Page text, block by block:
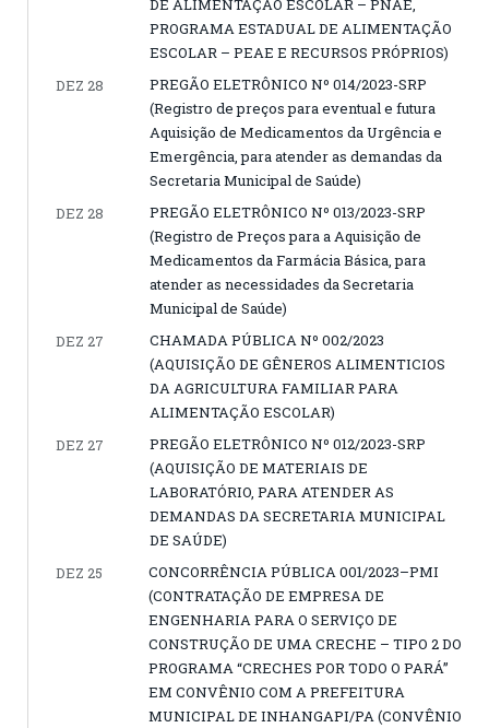
DE ALIMENTAÇÃO ESCOLAR – PNAE,
PROGRAMA ESTADUAL DE ALIMENTAÇÃO
ESCOLAR – PEAE E RECURSOS PRÓPRIOS)
DEZ 28
PREGÃO ELETRÔNICO Nº 014/2023-SRP
(Registro de preços para eventual e futura
Aquisição de Medicamentos da Urgência e
Emergência, para atender as demandas da
Secretaria Municipal de Saúde)
DEZ 28
PREGÃO ELETRÔNICO Nº 013/2023-SRP
(Registro de Preços para a Aquisição de
Medicamentos da Farmácia Básica, para
atender as necessidades da Secretaria
Municipal de Saúde)
DEZ 27
CHAMADA PÚBLICA Nº 002/2023
(AQUISIÇÃO DE GÊNEROS ALIMENTICIOS
DA AGRICULTURA FAMILIAR PARA
ALIMENTAÇÃO ESCOLAR)
DEZ 27
PREGÃO ELETRÔNICO Nº 012/2023-SRP
(AQUISIÇÃO DE MATERIAIS DE
LABORATÓRIO, PARA ATENDER AS
DEMANDAS DA SECRETARIA MUNICIPAL
DE SAÚDE)
DEZ 25
CONCORRÊNCIA PÚBLICA 001/2023–PMI
(CONTRATAÇÃO DE EMPRESA DE
ENGENHARIA PARA O SERVIÇO DE
CONSTRUÇÃO DE UMA CRECHE – TIPO 2 DO
PROGRAMA “CRECHES POR TODO O PARÁ”
EM CONVÊNIO COM A PREFEITURA
MUNICIPAL DE INHANGAPI/PA (CONVÊNIO